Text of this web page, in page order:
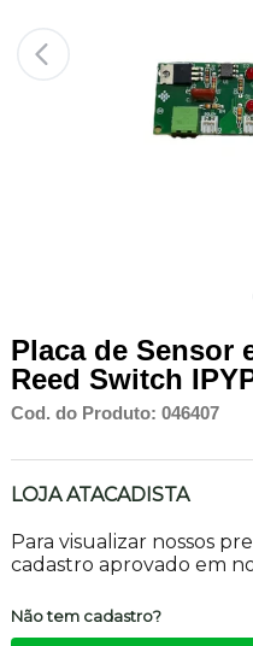
Placa de Sensor
Reed Switch
Cod. do Produto: 046407
LOJA ATACADISTA
Para visualizar nossos
cadastro aprovado em
Não tem cadastro?